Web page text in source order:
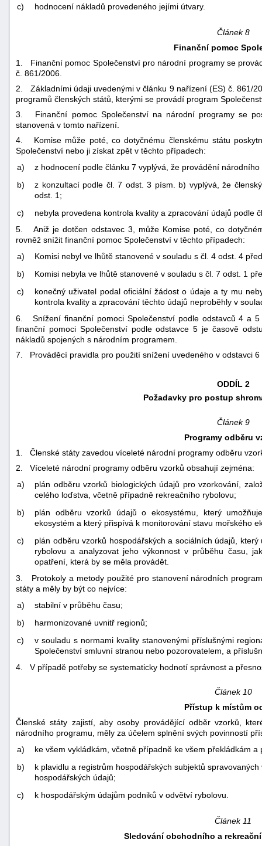
c)
hodnocení nákladů provedeného jejími útvary.
Článek 8
Finanční pomoc
1. Finanční pomoc Společenství pro národní programy se
č. 861/2006.
2. Základními údaji uvedenými v článku 9 nařízení (ES) č. 861/
programů členských států, kterými se provádí program
3. Finanční pomoc Společenství na národní programy se
stanovená v tomto nařízení.
4. Komise může poté, co dotyčnému členskému státu
Společenství nebo ji získat zpět v těchto případech:
a)
z hodnocení podle článku 7 vyplývá, že provádění
b)
z konzultací podle čl. 7 odst. 3 písm. b) vyplývá, že
odst. 1;
c)
nebyla provedena kontrola kvality a zpracování údajů podle
5. Aniž je dotčen odstavec 3, může Komise poté, co
rovněž snížit finanční pomoc Společenství v těchto případech:
a)
Komisi nebyl ve lhůtě stanovené v souladu s čl. 4 odst. 4
b)
Komisi nebyla ve lhůtě stanovené v souladu s čl. 7 odst. 1
c)
konečný uživatel podal oficiální žádost o údaje a ty mu
kontrola kvality a zpracování těchto údajů neproběhly v
6. Snížení finanční pomoci Společenství podle odstavců 4 a
finanční pomoci Společenství podle odstavce 5 je časově
nákladů spojených s národním programem.
7. Prováděcí pravidla pro použití snížení uvedeného v odstavci
ODDÍL 2
Požadavky pro postup
Článek 9
Programy odběru
1. Členské státy zavedou víceleté národní programy odběru
2. Víceleté národní programy odběru vzorků obsahují zejména:
a)
plán odběru vzorků biologických údajů pro vzorkování,
celého loďstva, včetně případně rekreačního rybolovu;
b)
plán odběru vzorků údajů o ekosystému, který
ekosystém a který přispívá k monitorování stavu mořského
c)
plán odběru vzorků hospodářských a sociálních údajů,
rybolovu a analyzovat jeho výkonnost v průběhu času,
opatření, která by se měla provádět.
3. Protokoly a metody použité pro stanovení národních
státy a měly by být co nejvíce:
a)
stabilní v průběhu času;
b)
harmonizované uvnitř regionů;
c)
v souladu s normami kvality stanovenými příslušnými
Společenství smluvní stranou nebo pozorovatelem, a
4. V případě potřeby se systematicky hodnotí správnost a
Článek 10
Přístup k místům
Členské státy zajistí, aby osoby provádějící odběr vzorků,
národního programu, měly za účelem splnění svých povinností
a)
ke všem vykládkám, včetně případně ke všem překládkám a
b)
k plavidlu a registrům hospodářských subjektů
hospodářských údajů;
c)
k hospodářským údajům podniků v odvětví rybolovu.
Článek 11
Sledování obchodního a